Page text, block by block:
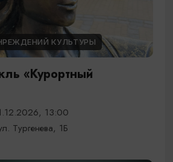
КУЛЬТУРЫ
«Курортный
13:00
Тургенева, 1Б